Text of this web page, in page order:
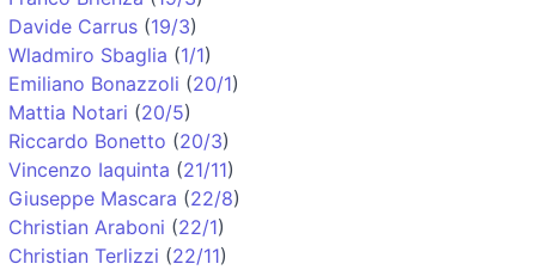
Davide Carrus (19/3)
Wladmiro Sbaglia (1/1)
Emiliano Bonazzoli (20/1)
Mattia Notari (20/5)
Riccardo Bonetto (20/3)
Vincenzo Iaquinta (21/11)
Giuseppe Mascara (22/8)
Christian Araboni (22/1)
Christian Terlizzi (22/11)